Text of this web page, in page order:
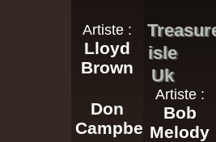
Artiste :
Lloyd
Brown
Don
Campbell
isle
Uk
Artiste :
Bob
Melody